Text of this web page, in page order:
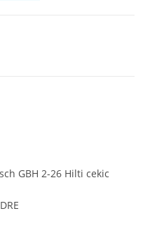
GBH 2-26 Hilti cekic